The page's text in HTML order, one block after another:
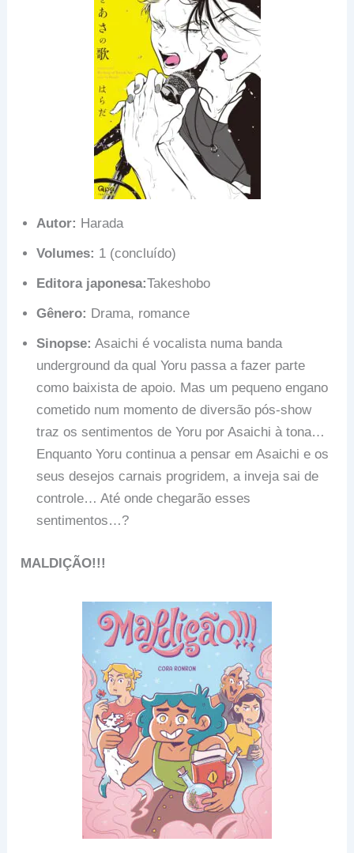
Autor: Harada
Volumes: 1 (concluído)
Editora japonesa:Takeshobo
Gênero: Drama, romance
Sinopse: Asaichi é vocalista numa banda
underground da qual Yoru passa a fazer parte
como baixista de apoio. Mas um pequeno engano
cometido num momento de diversão pós-show
traz os sentimentos de Yoru por Asaichi à tona…
Enquanto Yoru continua a pensar em Asaichi e os
seus desejos carnais progridem, a inveja sai de
controle… Até onde chegarão esses
sentimentos…?
MALDIÇÃO!!!